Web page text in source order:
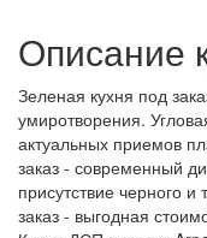
Описание
Зеленая кухня под
умиротворения.
актуальных приемов
заказ - современный
присутствие черного
заказ - выгодная